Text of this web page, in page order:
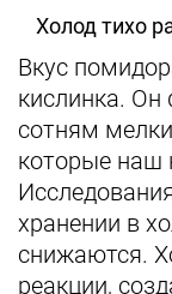
Холод тихо
Вкус
кислинка. Он
сотням
которые наш
хранении в
снижаются.
реакции,